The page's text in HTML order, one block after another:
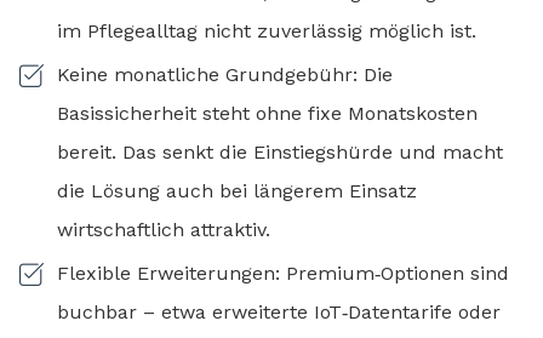
im Pflegealltag nicht zuverlässig möglich ist.
Keine monatliche Grundgebühr: Die
Basissicherheit steht ohne fixe Monatskosten
bereit. Das senkt die Einstiegshürde und macht
die Lösung auch bei längerem Einsatz
wirtschaftlich attraktiv.
Flexible Erweiterungen: Premium‑Optionen sind
buchbar – etwa erweiterte IoT‑Datentarife oder